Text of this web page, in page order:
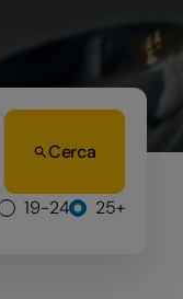
Cerca
19-24 25+